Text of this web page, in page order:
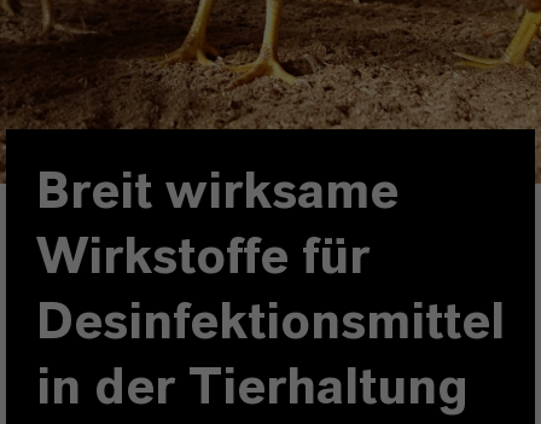
Breit wirksame
Wirkstoffe für
Desinfektionsmittel
in der Tierhaltung